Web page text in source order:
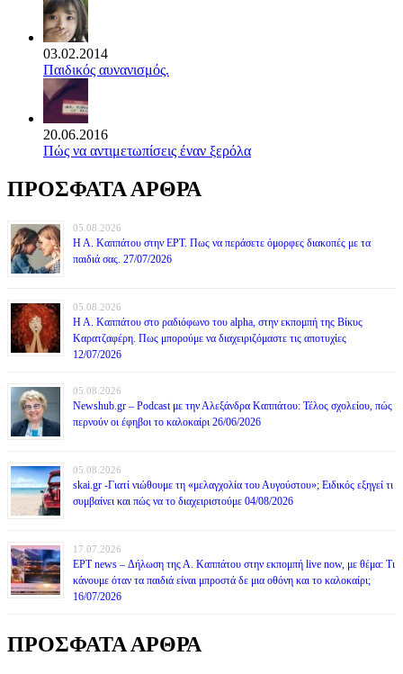
03.02.2014
Παιδικός αυνανισμός.
20.06.2016
Πώς να αντιμετωπίσεις έναν ξερόλα
ΠΡΟΣΦΑΤΑ ΑΡΘΡΑ
05.08.2026
Η Α. Καππάτου στην ΕΡΤ. Πως να περάσετε όμορφες διακοπές με τα
παιδιά σας. 27/07/2026
05.08.2026
Η Α. Καππάτου στο ραδιόφωνο του alpha, στην εκπομπή της Βίκυς
Καρατζαφέρη. Πως μπορούμε να διαχειριζόμαστε τις αποτυχίες
12/07/2026
05.08.2026
Newshub.gr – Podcast με την Αλεξάνδρα Καππάτου: Τέλος σχολείου, πώς
περνούν οι έφηβοι το καλοκαίρι 26/06/2026
05.08.2026
skai.gr -Γιατί νιώθουμε τη «μελαγχολία του Αυγούστου»; Ειδικός εξηγεί τι
συμβαίνει και πώς να το διαχειριστούμε 04/08/2026
17.07.2026
ΕΡΤ news – Δήλωση της Α. Καππάτου στην εκπομπή live now, με θέμα: Τι
κάνουμε όταν τα παιδιά είναι μπροστά δε μια οθόνη και το καλοκαίρι;
16/07/2026
ΠΡΟΣΦΑΤΑ ΑΡΘΡΑ